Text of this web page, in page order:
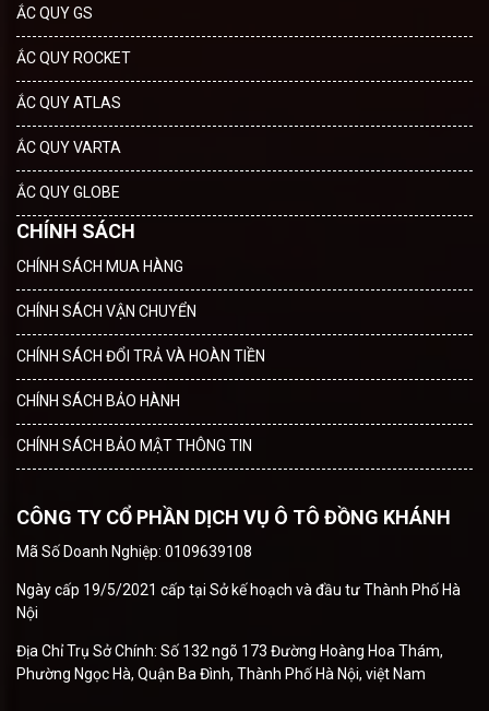
ẮC QUY GS
ẮC QUY ROCKET
ẮC QUY ATLAS
ẮC QUY VARTA
ẮC QUY GLOBE
CHÍNH SÁCH
CHÍNH SÁCH MUA HÀNG
CHÍNH SÁCH VẬN CHUYỂN
CHÍNH SÁCH ĐỔI TRẢ VÀ HOÀN TIỀN
CHÍNH SÁCH BẢO HÀNH
CHÍNH SÁCH BẢO MẬT THÔNG TIN
CÔNG TY CỔ PHẦN DỊCH VỤ Ô TÔ ĐỒNG KHÁNH
Mã Số Doanh Nghiệp: 0109639108
Ngày cấp 19/5/2021 cấp tại Sở kế hoạch và đầu tư Thành Phố Hà
Nội
Địa Chỉ Trụ Sở Chính: Số 132 ngõ 173 Đường Hoàng Hoa Thám,
Phường Ngọc Hà, Quận Ba Đình, Thành Phố Hà Nội, việt Nam